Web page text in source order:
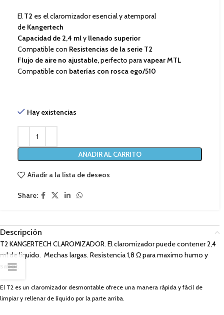
El T2 es el claromizador esencial y atemporal
de Kangertech
Capacidad de 2,4 mly llenado superior
Compatible con Resistencias de la serie T2
Flujo de aire no ajustable,perfecto paravapear MTL
Compatible con baterías con rosca ego/510
Hay existencias
AÑADIR AL CARRITO
Añadir a la lista de deseos
Share:
Descripción
T2 KANGERTECH CLAROMIZADOR. El claromizador puede contener 2,4
ml de liquido. Mechas largas. Resistencia 1,8 Ω para maximo humo y
sabor.
El T2 es un claromizador desmontable ofrece una manera rápida y fácil de
limpiar y rellenar de líquido por la parte arriba.